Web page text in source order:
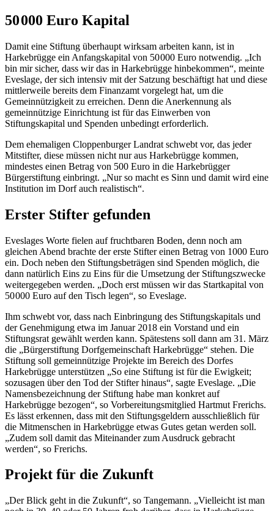
50 000 Euro Kapital
Damit eine Stiftung überhaupt wirksam arbeiten kann, ist in
Harkebrügge ein Anfangskapital von 50 000 Euro notwendig. „Ich
bin mir sicher, dass wir das in Harkebrügge hinbekommen“, meinte
Eveslage, der sich intensiv mit der Satzung beschäftigt hat und diese
mittlerweile bereits dem Finanzamt vorgelegt hat, um die
Gemeinnützigkeit zu erreichen. Denn die Anerkennung als
gemeinnützige Einrichtung ist für das Einwerben von
Stiftungskapital und Spenden unbedingt erforderlich.
Dem ehemaligen Cloppenburger Landrat schwebt vor, das jeder
Mitstifter, diese müssen nicht nur aus Harkebrügge kommen,
mindestes einen Betrag von 500 Euro in die Harkebrügger
Bürgerstiftung einbringt. „Nur so macht es Sinn und damit wird eine
Institution im Dorf auch realistisch“.
Erster Stifter gefunden
Eveslages Worte fielen auf fruchtbaren Boden, denn noch am
gleichen Abend brachte der erste Stifter einen Betrag von 1000 Euro
ein. Doch neben den Stiftungsbeträgen sind Spenden möglich, die
dann natürlich Eins zu Eins für die Umsetzung der Stiftungszwecke
weitergegeben werden. „Doch erst müssen wir das Startkapital von
50 000 Euro auf den Tisch legen“, so Eveslage.
Ihm schwebt vor, dass nach Einbringung des Stiftungskapitals und
der Genehmigung etwa im Januar 2018 ein Vorstand und ein
Stiftungsrat gewählt werden kann. Spätestens soll dann am 31. März
die „Bürgerstiftung Dorfgemeinschaft Harkebrügge“ stehen. Die
Stiftung soll gemeinnützige Projekte im Bereich des Dorfes
Harkebrügge unterstützen „So eine Stiftung ist für die Ewigkeit;
sozusagen über den Tod der Stifter hinaus“, sagte Eveslage. „Die
Namensbezeichnung der Stiftung habe man konkret auf
Harkebrügge bezogen“, so Vorbereitungsmitglied Hartmut Frerichs.
Es lässt erkennen, dass mit den Stiftungsgeldern ausschließlich für
die Mitmenschen in Harkebrügge etwas Gutes getan werden soll.
„Zudem soll damit das Miteinander zum Ausdruck gebracht
werden“, so Frerichs.
Projekt für die Zukunft
„Der Blick geht in die Zukunft“, so Tangemann. „Vielleicht ist man